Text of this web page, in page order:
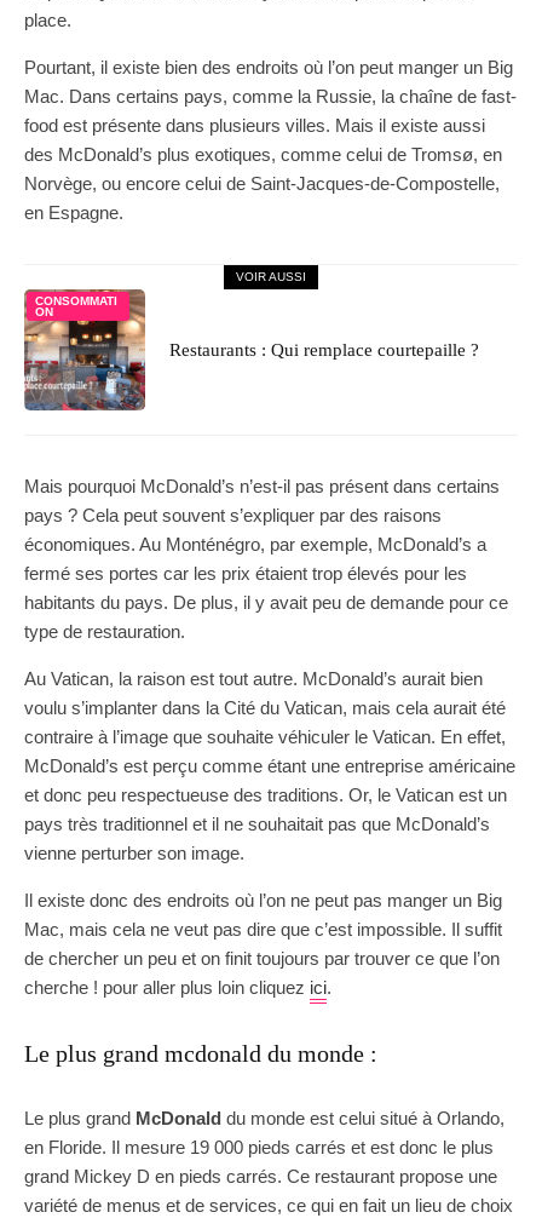
place.
Pourtant, il existe bien des endroits où l’on peut manger un Big
Mac. Dans certains pays, comme la Russie, la chaîne de fast-
food est présente dans plusieurs villes. Mais il existe aussi
des McDonald’s plus exotiques, comme celui de Tromsø, en
Norvège, ou encore celui de Saint-Jacques-de-Compostelle,
en Espagne.
VOIR AUSSI
CONSOMMATI
ON
Restaurants : Qui remplace courtepaille ?
Mais pourquoi McDonald’s n’est-il pas présent dans certains
pays ? Cela peut souvent s’expliquer par des raisons
économiques. Au Monténégro, par exemple, McDonald’s a
fermé ses portes car les prix étaient trop élevés pour les
habitants du pays. De plus, il y avait peu de demande pour ce
type de restauration.
Au Vatican, la raison est tout autre. McDonald’s aurait bien
voulu s’implanter dans la Cité du Vatican, mais cela aurait été
contraire à l’image que souhaite véhiculer le Vatican. En effet,
McDonald’s est perçu comme étant une entreprise américaine
et donc peu respectueuse des traditions. Or, le Vatican est un
pays très traditionnel et il ne souhaitait pas que McDonald’s
vienne perturber son image.
Il existe donc des endroits où l’on ne peut pas manger un Big
Mac, mais cela ne veut pas dire que c’est impossible. Il suffit
de chercher un peu et on finit toujours par trouver ce que l’on
cherche ! pour aller plus loin cliquez ici.
Le plus grand mcdonald du monde :
Le plus grand McDonald du monde est celui situé à Orlando,
en Floride. Il mesure 19 000 pieds carrés et est donc le plus
grand Mickey D en pieds carrés. Ce restaurant propose une
variété de menus et de services, ce qui en fait un lieu de choix